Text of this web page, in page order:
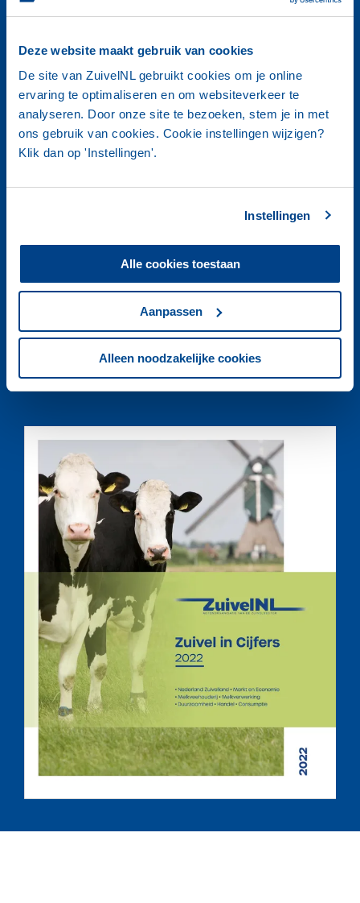
Deze website maakt gebruik van cookies
De site van ZuivelNL gebruikt cookies om je online
ervaring te optimaliseren en om websiteverkeer te
analyseren. Door onze site te bezoeken, stem je in met
ons gebruik van cookies. Cookie instellingen wijzigen?
Klik dan op 'Instellingen'.
Instellingen
Alle cookies toestaan
Aanpassen
Alleen noodzakelijke cookies
Nederland Zuivelland
Melkveehouderij en Melkverwerking
Duurzaamheid
Handel
Consumptie
DUTCH DAIRY IN FIGURES 2022
TABELLEN ZUIVEL IN CIJFERS 2022